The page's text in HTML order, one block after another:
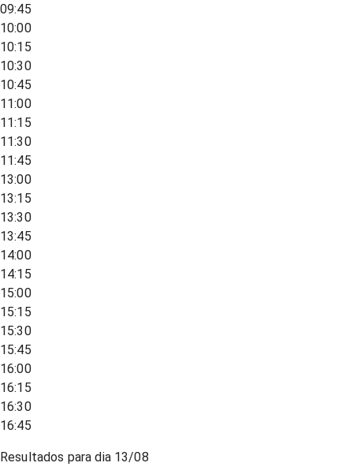
09:45
10:00
10:15
10:30
10:45
11:00
11:15
11:30
11:45
13:00
13:15
13:30
13:45
14:00
14:15
15:00
15:15
15:30
15:45
16:00
16:15
16:30
16:45
Resultados para dia 13/08